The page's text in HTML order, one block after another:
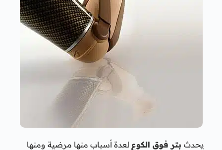
يحدثبتر فوق الكوع لعدة أسباب منها مرضية ومنها